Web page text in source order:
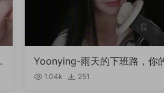
Yoonying-雨天的下班路，你
專屬秘書女友（耳廓輕觸音、
1.04k 251